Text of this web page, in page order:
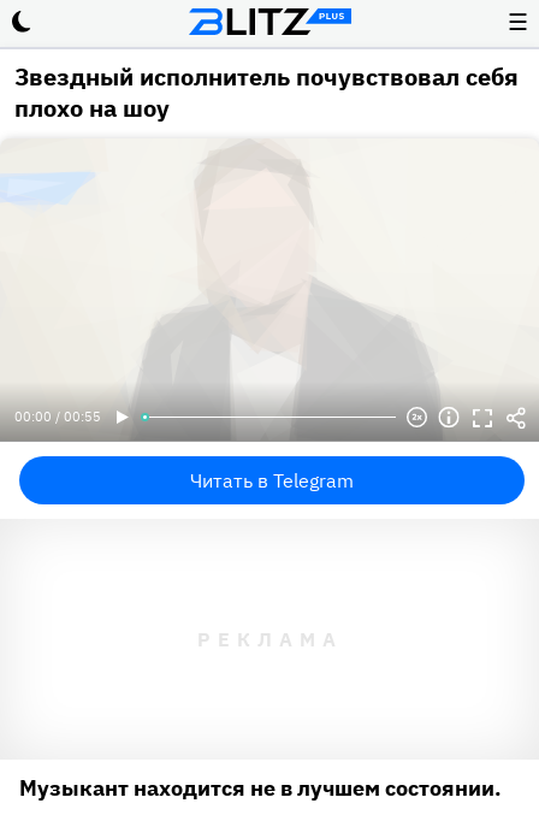
☰
Звездный исполнитель почувствовал себя
плохо на шоу
00:00 / 00:55
Читать в Telegram
Музыкант находится не в лучшем состоянии.